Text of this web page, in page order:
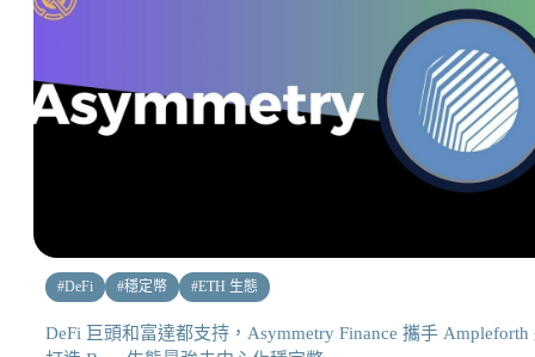
#DeFi #穩定幣 #ETH 生態
DeFi 巨頭和富達都支持，Asymmetry Finance 攜手 Ampleforth